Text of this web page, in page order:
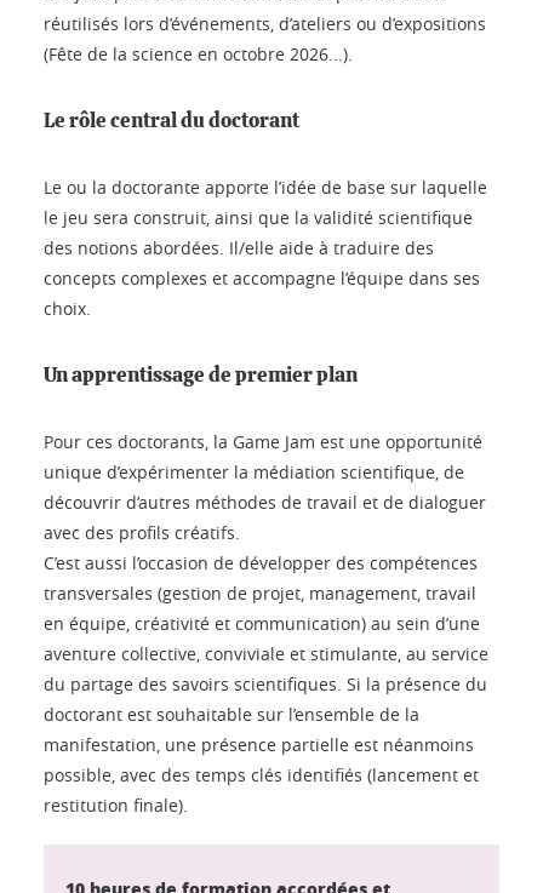
réutilisés lors d’événements, d’ateliers ou d’expositions
(Fête de la science en octobre 2026...).
Le rôle central du doctorant
Le ou la doctorante apporte l’idée de base sur laquelle
le jeu sera construit, ainsi que la validité scientifique
des notions abordées. Il/elle aide à traduire des
concepts complexes et accompagne l’équipe dans ses
choix.
Un apprentissage de premier plan
Pour ces doctorants, la Game Jam est une opportunité
unique d’expérimenter la médiation scientifique, de
découvrir d’autres méthodes de travail et de dialoguer
avec des profils créatifs.
C’est aussi l’occasion de développer des compétences
transversales (gestion de projet, management, travail
en équipe, créativité et communication) au sein d’une
aventure collective, conviviale et stimulante, au service
du partage des savoirs scientifiques. Si la présence du
doctorant est souhaitable sur l’ensemble de la
manifestation, une présence partielle est néanmoins
possible, avec des temps clés identifiés (lancement et
restitution finale).